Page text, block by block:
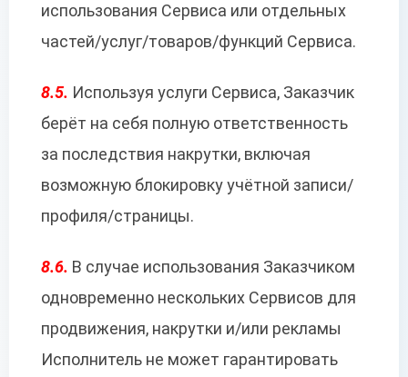
использования Сервиса или отдельных
частей/услуг/товаров/функций Сервиса.
8.5. Используя услуги Сервиса, Заказчик
берёт на себя полную ответственность
за последствия накрутки, включая
возможную блокировку учётной записи/
профиля/страницы.
8.6. В случае использования Заказчиком
одновременно нескольких Сервисов для
продвижения, накрутки и/или рекламы
Исполнитель не может гарантировать